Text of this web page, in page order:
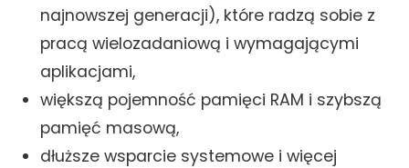
najnowszej generacji), które radzą sobie z
pracą wielozadaniową i wymagającymi
aplikacjami,
większą pojemność pamięci RAM i szybszą
pamięć masową,
dłuższe wsparcie systemowe i więcej